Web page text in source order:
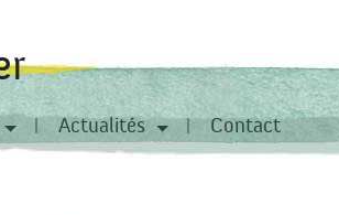
Actualités Contact